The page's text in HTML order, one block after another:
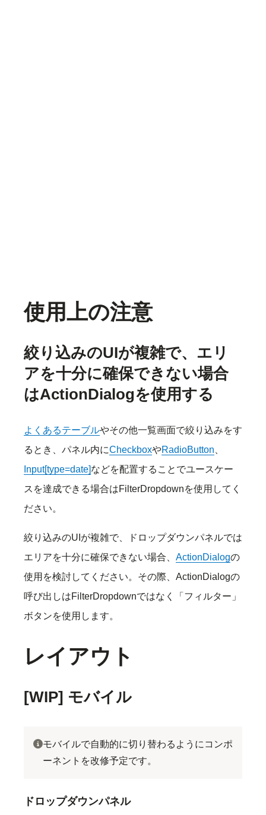
使用上の注意
絞り込みのUIが複雑で、エリ
アを十分に確保できない場合
はActionDialogを使用する
よくあるテーブルやその他一覧画面で絞り込みをす
るとき、パネル内にCheckboxやRadioButton
Input[type=date]などを配置することでユースケー
スを達成できる場合はFilterDropdownを使用してく
ださい。
絞り込みのUIが複雑で、ドロップダウンパネルでは
エリアを十分に確保できない場合、 ActionDialogの
使用を検討してください。その際、ActionDialogの
呼び出しはFilterDropdownではなく「フィルター」
ボタンを使用します。
レイアウト
[WIP] モバイル
モバイルで自動的に切り替わるようにコンポ
ーネントを改修予定です。
ドロップダウンパネル